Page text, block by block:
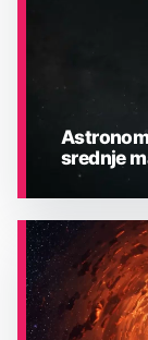
srednje